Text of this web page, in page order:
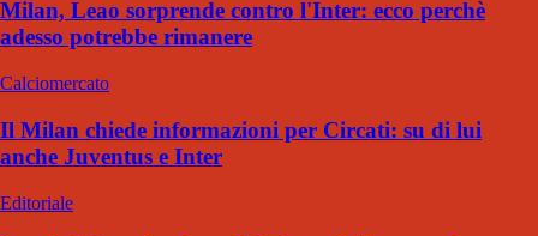
Milan, Leao sorprende contro l'Inter: ecco perchè
adesso potrebbe rimanere
Calciomercato
Il Milan chiede informazioni per Circati: su di lui
anche Juventus e Inter
Editoriale